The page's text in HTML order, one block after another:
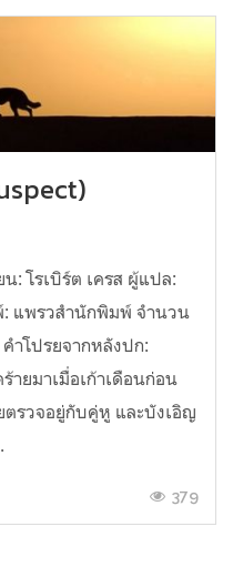
: โรเบิร์ต เครส ผู้แปล:
แพรวสำนักพิมพ์ จำนวน
ำโปรยจากหลังปก:
ายมาเมื่อเก้าเดือนก่อน
รวจอยู่กับคู่หู และบังเอิญ
379